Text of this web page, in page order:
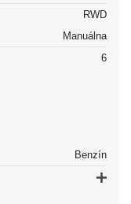
RWD
Manuálna
6
Benzín